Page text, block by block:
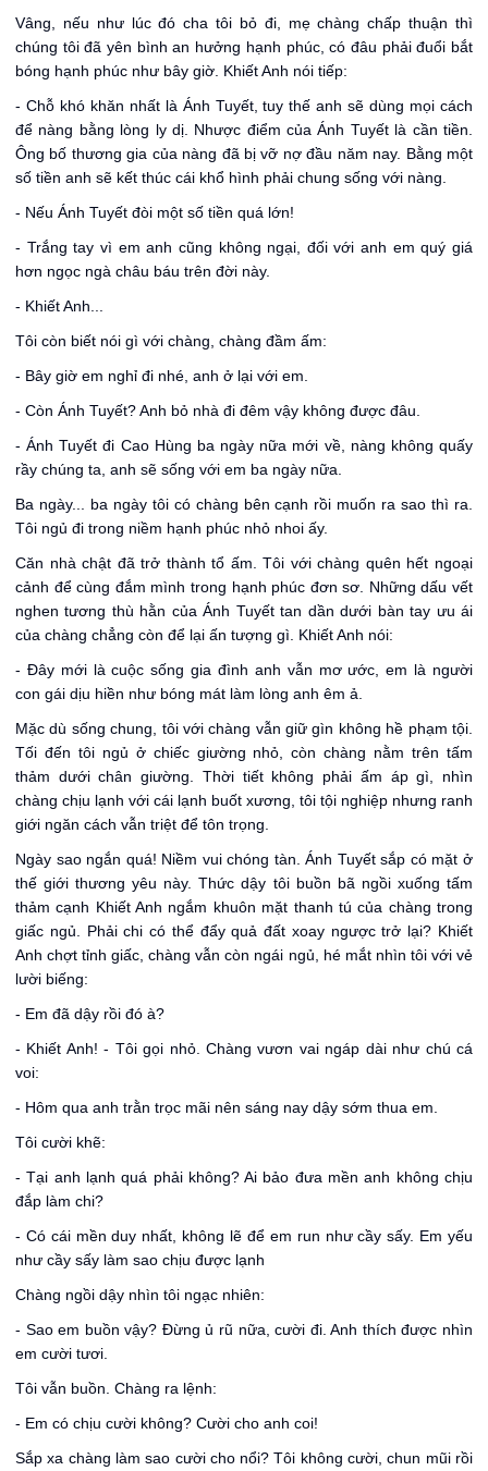
Vâng, nếu như lúc đó cha tôi bỏ đi, mẹ chàng chấp thuận thì
chúng tôi đã yên bình an hưởng hạnh phúc, có đâu phải đuổi bắt
bóng hạnh phúc như bây giờ. Khiết Anh nói tiếp:
- Chỗ khó khăn nhất là Ánh Tuyết, tuy thế anh sẽ dùng mọi cách
để nàng bằng lòng ly dị. Nhược điểm của Ánh Tuyết là cần tiền.
Ông bố thương gia của nàng đã bị vỡ nợ đầu năm nay. Bằng một
số tiền anh sẽ kết thúc cái khổ hình phải chung sống với nàng.
- Nếu Ánh Tuyết đòi một số tiền quá lớn!
- Trắng tay vì em anh cũng không ngại, đối với anh em quý giá
hơn ngọc ngà châu báu trên đời này.
- Khiết Anh...
Tôi còn biết nói gì với chàng, chàng đầm ấm:
- Bây giờ em nghỉ đi nhé, anh ở lại với em.
- Còn Ánh Tuyết? Anh bỏ nhà đi đêm vậy không được đâu.
- Ánh Tuyết đi Cao Hùng ba ngày nữa mới về, nàng không quấy
rầy chúng ta, anh sẽ sống với em ba ngày nữa.
Ba ngày... ba ngày tôi có chàng bên cạnh rồi muốn ra sao thì ra.
Tôi ngủ đi trong niềm hạnh phúc nhỏ nhoi ấy.
Căn nhà chật đã trở thành tổ ấm. Tôi với chàng quên hết ngoại
cảnh để cùng đắm mình trong hạnh phúc đơn sơ. Những dấu vết
nghen tương thù hằn của Ánh Tuyết tan dần dưới bàn tay ưu ái
của chàng chẳng còn để lại ấn tượng gì. Khiết Anh nói:
- Đây mới là cuộc sống gia đình anh vẫn mơ ước, em là người
con gái dịu hiền như bóng mát làm lòng anh êm ả.
Mặc dù sống chung, tôi với chàng vẫn giữ gìn không hề phạm tội.
Tối đến tôi ngủ ở chiếc giường nhỏ, còn chàng nằm trên tấm
thảm dưới chân giường. Thời tiết không phải ấm áp gì, nhìn
chàng chịu lạnh với cái lạnh buốt xương, tôi tội nghiệp nhưng ranh
giới ngăn cách vẫn triệt để tôn trọng.
Ngày sao ngắn quá! Niềm vui chóng tàn. Ánh Tuyết sắp có mặt ở
thế giới thương yêu này. Thức dậy tôi buồn bã ngồi xuống tấm
thảm cạnh Khiết Anh ngắm khuôn mặt thanh tú của chàng trong
giấc ngủ. Phải chi có thể đẩy quả đất xoay ngược trở lại? Khiết
Anh chợt tỉnh giấc, chàng vẫn còn ngái ngủ, hé mắt nhìn tôi với vẻ
lười biếng:
- Em đã dậy rồi đó à?
- Khiết Anh! - Tôi gọi nhỏ. Chàng vươn vai ngáp dài như chú cá
voi:
- Hôm qua anh trằn trọc mãi nên sáng nay dậy sớm thua em.
Tôi cười khẽ:
- Tại anh lạnh quá phải không? Ai bảo đưa mền anh không chịu
đắp làm chi?
- Có cái mền duy nhất, không lẽ để em run như cầy sấy. Em yếu
như cầy sấy làm sao chịu được lạnh
Chàng ngồi dậy nhìn tôi ngạc nhiên:
- Sao em buồn vậy? Đừng ủ rũ nữa, cười đi. Anh thích được nhìn
em cười tươi.
Tôi vẫn buồn. Chàng ra lệnh:
- Em có chịu cười không? Cười cho anh coi!
Sắp xa chàng làm sao cười cho nổi? Tôi không cười, chun mũi rồi